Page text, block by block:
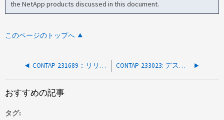
the NetApp products discussed in this document.
このページのトップへ
CONTAP-231689：リリース9.14.1P4（C）のSKプロセスsendhome_hang_detectorでSENDHOME_DOING_COMMITを実行中にWAFLでギブバックまたはARLがハングする CONTAP-233023: デスウィズルスキャンのドレインを待機したため、ARLまたはGivebackがハングする
おすすめの記事
タグ